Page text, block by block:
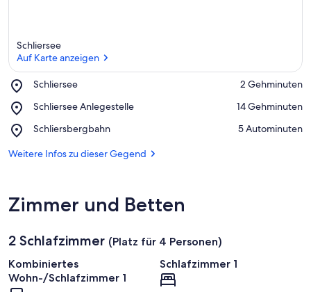
Schliersee
Auf Karte anzeigen
Schliersee
Place,
‪2 Gehminuten‬
Schliersee Anlegestelle
Place,
Anlegestelle
‪14 Gehminuten‬
Schliersbergbahn
Place,
‪5 Autominuten‬
Weitere Infos zu dieser Gegend
Zimmer und Betten
2 Schlafzimmer (Platz für 4 Personen)
Kombiniertes
Wohn-/Schlafzimmer 1
Schlafzimmer 1